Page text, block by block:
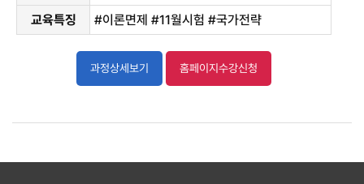
교육특징 #이론면제 #11월시험 #국가전략
과정상세보기 홈페이지수강신청